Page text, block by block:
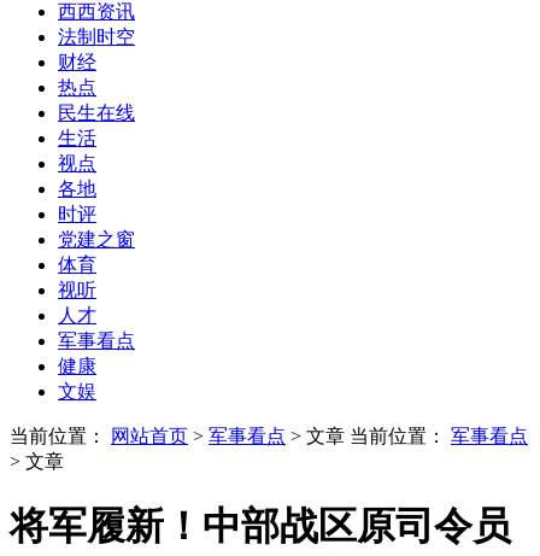
西西资讯
法制时空
财经
热点
民生在线
生活
视点
各地
时评
党建之窗
体育
视听
人才
军事看点
健康
文娱
当前位置： 网站首页 > 军事看点 > 文章 当前位置： 军事看点
> 文章
将军履新！中部战区原司令员